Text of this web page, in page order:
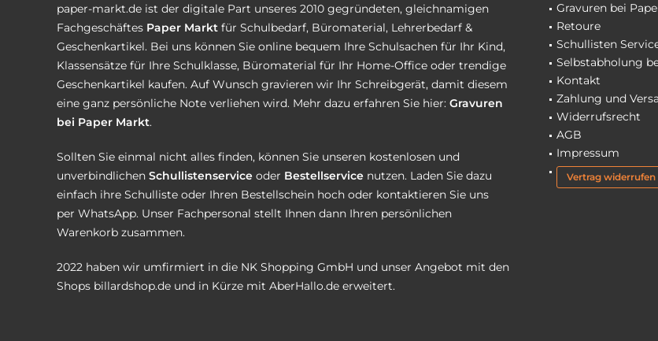
paper-markt.de ist der digitale Part unseres 2010 gegründeten, gleichnamigen
Fachgeschäftes Paper Markt für Schulbedarf, Büromaterial, Lehrerbedarf &
Geschenkartikel. Bei uns können Sie online bequem Ihre Schulsachen für Ihr Kind,
Klassensätze für Ihre Schulklasse, Büromaterial für Ihr Home-Office oder trendige
Geschenkartikel kaufen. Auf Wunsch gravieren wir Ihr Schreibgerät, damit diesem
eine ganz persönliche Note verliehen wird. Mehr dazu erfahren Sie hier: Gravuren
bei Paper Markt.
Sollten Sie einmal nicht alles finden, können Sie unseren kostenlosen und
unverbindlichen Schullistenservice oder Bestellservice nutzen. Laden Sie dazu
einfach ihre Schulliste oder Ihren Bestellschein hoch oder kontaktieren Sie uns
per WhatsApp. Unser Fachpersonal stellt Ihnen dann Ihren persönlichen
Warenkorb zusammen.
2022 haben wir umfirmiert in die NK Shopping GmbH und unser Angebot mit den
Shops billardshop.de und in Kürze mit AberHallo.de erweitert.
Gravuren bei
Retoure
Schullisten
Selbstabholung
Kontakt
Zahlung und
Widerrufsrecht
AGB
Impressum
Vertrag widerrufen